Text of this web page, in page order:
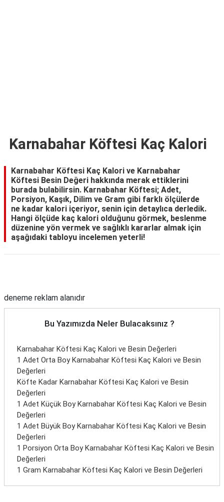
Karnabahar Köftesi Kaç Kalori
Karnabahar Köftesi Kaç Kalori ve Karnabahar
Köftesi Besin Değeri hakkında merak ettiklerini
burada bulabilirsin. Karnabahar Köftesi; Adet,
Porsiyon, Kaşık, Dilim ve Gram gibi farklı ölçülerde
ne kadar kalori içeriyor, senin için detaylıca derledik.
Hangi ölçüde kaç kalori olduğunu görmek, beslenme
düzenine yön vermek ve sağlıklı kararlar almak için
aşağıdaki tabloyu incelemen yeterli!
deneme reklam alanıdır
Bu Yazımızda Neler Bulacaksınız ?
Karnabahar Köftesi Kaç Kalori ve Besin Değerleri
1 Adet Orta Boy Karnabahar Köftesi Kaç Kalori ve Besin
Değerleri
Köfte Kadar Karnabahar Köftesi Kaç Kalori ve Besin
Değerleri
1 Adet Küçük Boy Karnabahar Köftesi Kaç Kalori ve Besin
Değerleri
1 Adet Büyük Boy Karnabahar Köftesi Kaç Kalori ve Besin
Değerleri
1 Porsiyon Orta Boy Karnabahar Köftesi Kaç Kalori ve Besin
Değerleri
1 Gram Karnabahar Köftesi Kaç Kalori ve Besin Değerleri